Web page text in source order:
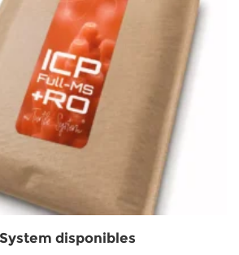
disponibles